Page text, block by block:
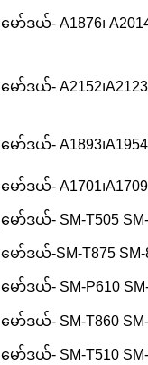
မော်ဒယ်- A1876၊
မော်ဒယ်- A2152၊A2123
မော်ဒယ်- A1893၊A1954
မော်ဒယ်- A1701၊A1709
မော်ဒယ်- SM-T505
မော်ဒယ်-SM-T875 SM-
မော်ဒယ်- SM-P610
မော်ဒယ်- SM-T860
မော်ဒယ်- SM-T510